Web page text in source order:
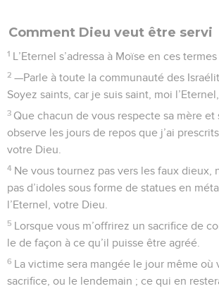
Comment Dieu veut être servi
1 L’Eternel s’adressa à Moïse en ces termes
2 —Parle à toute la communauté des
Soyez saints, car je suis saint, moi
3 Que chacun de vous respecte sa mère et
observe les jours de repos que j’ai
votre Dieu.
4 Ne vous tournez pas vers les faux dieux,
pas d’idoles sous forme de statues en
l’Eternel, votre Dieu.
5 Lorsque vous m’offrirez un sacrifice de
le de façon à ce qu’il puisse être agréé.
6 La victime sera mangée le jour même où
sacrifice, ou le lendemain ; ce qui en